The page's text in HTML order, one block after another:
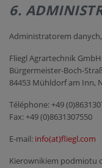
6.
Administratorem
Fliegl Agrartechnik GmbH
Bürgermeister-Boch-
84453 Mühldorf am Inn,
Téléphone: +49
Fax: +49 (0)8631307550
E-mail: info(at)fliegl.com
Kierownikiem podmiotu